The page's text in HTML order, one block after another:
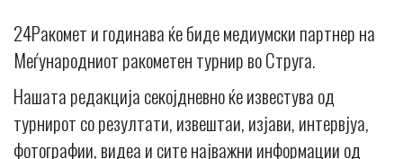
24Ракомет и годинава ќе биде медиумски партнер на
Меѓународниот ракометен турнир во Струга.
Нашата редакција секојдневно ќе известува од
турнирот со резултати, извештаи, изјави, интервјуа,
фотографии, видеа и сите најважни информации од